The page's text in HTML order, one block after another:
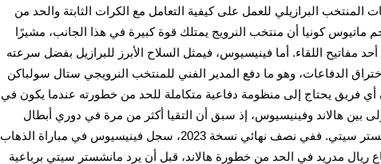
البرازيلي للعمل على كيفية التعامل مع الكرات الثابتة والحد من
ماتيوس كونيا أن منتخب النرويج يمتلك قوة كبيرة في هذا الجانب، مشيرًا
مفاتيح اللقاء. أما فينيسيوس، فيمثل السلاح الأبرز للبرازيل بفضل سرعته
الدفاعات، وهو ما دفع المدير الفني للمنتخب النرويجي ستال سولباكن
أي فريق يحتاج إلى منظومة دفاعية متكاملة للحد من خطورته عندما يكون في
بين هالاند وفينيسيوس، إذ سبق أن التقيا أكثر من مرة في دوري أبطال
أوروبا خلال مباريات ريال مدريد ومانشستر سيتي. ففي نصف نهائي نسخة 2023، سجل فينيسيوس في مباراة الذهاب
1-1، بينما نجح دفاع ريال مدريد في الحد من خطورة هالاند، قبل أن يرد مانشستر سيتي برباعية